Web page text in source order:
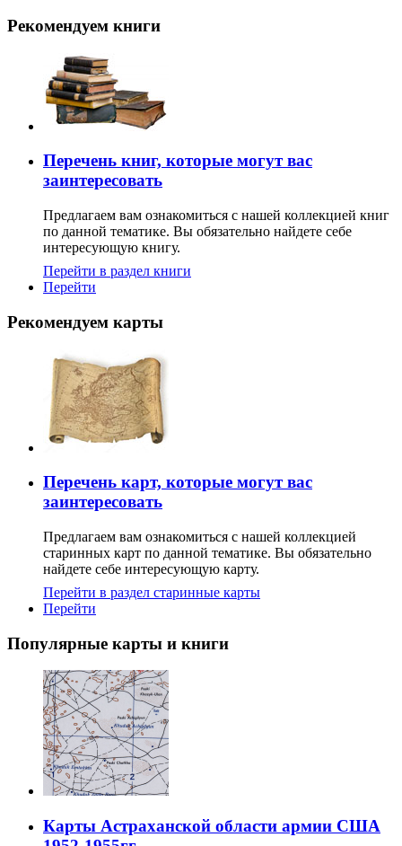
Рекомендуем книги
Перечень книг, которые могут вас
заинтересовать
Предлагаем вам ознакомиться с нашей коллекцией книг
по данной тематике. Вы обязательно найдете себе
интересующую книгу.
Перейти в раздел книги
Перейти
Рекомендуем карты
Перечень карт, которые могут вас
заинтересовать
Предлагаем вам ознакомиться с нашей коллекцией
старинных карт по данной тематике. Вы обязательно
найдете себе интересующую карту.
Перейти в раздел старинные карты
Перейти
Популярные карты и книги
Карты Астраханской области армии США